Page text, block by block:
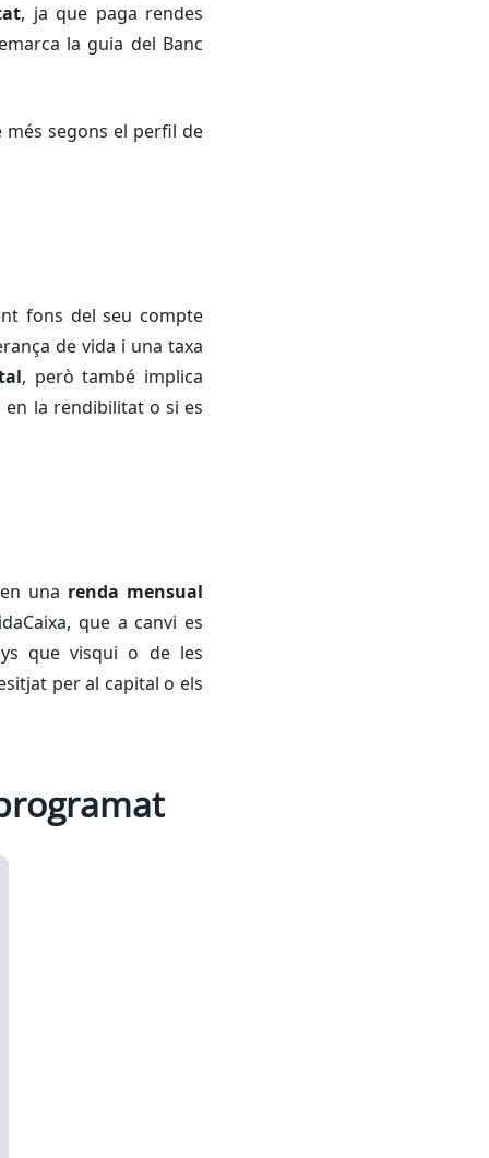
, ja que paga rendes
la guia del Banc
segons el perfil de
fons del seu compte
de vida i una taxa
, però també implica
en la rendibilitat o si es
una renda mensual
que a canvi es
que visqui o de les
per al capital o els